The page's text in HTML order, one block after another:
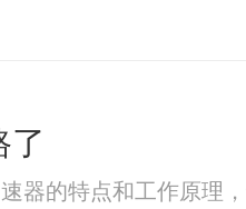
了
器的特点和工作原理